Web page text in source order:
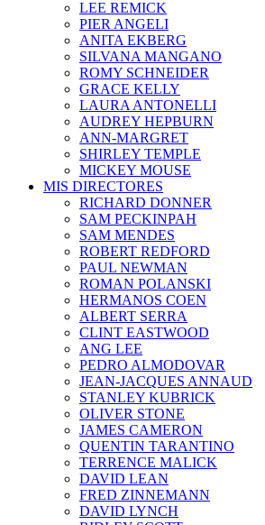
LEE REMICK
PIER ANGELI
ANITA EKBERG
SILVANA MANGANO
ROMY SCHNEIDER
GRACE KELLY
LAURA ANTONELLI
AUDREY HEPBURN
ANN-MARGRET
SHIRLEY TEMPLE
MICKEY MOUSE
MIS DIRECTORES
RICHARD DONNER
SAM PECKINPAH
SAM MENDES
ROBERT REDFORD
PAUL NEWMAN
ROMAN POLANSKI
HERMANOS COEN
ALBERT SERRA
CLINT EASTWOOD
ANG LEE
PEDRO ALMODOVAR
JEAN-JACQUES ANNAUD
STANLEY KUBRICK
OLIVER STONE
JAMES CAMERON
QUENTIN TARANTINO
TERRENCE MALICK
DAVID LEAN
FRED ZINNEMANN
DAVID LYNCH